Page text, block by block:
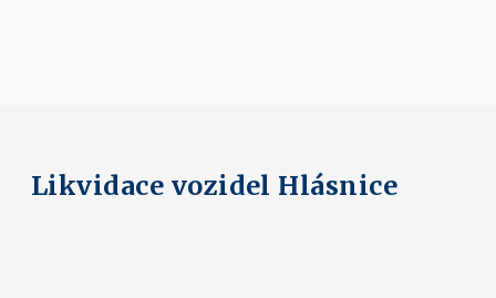
Likvidace vozidel Hlásnice